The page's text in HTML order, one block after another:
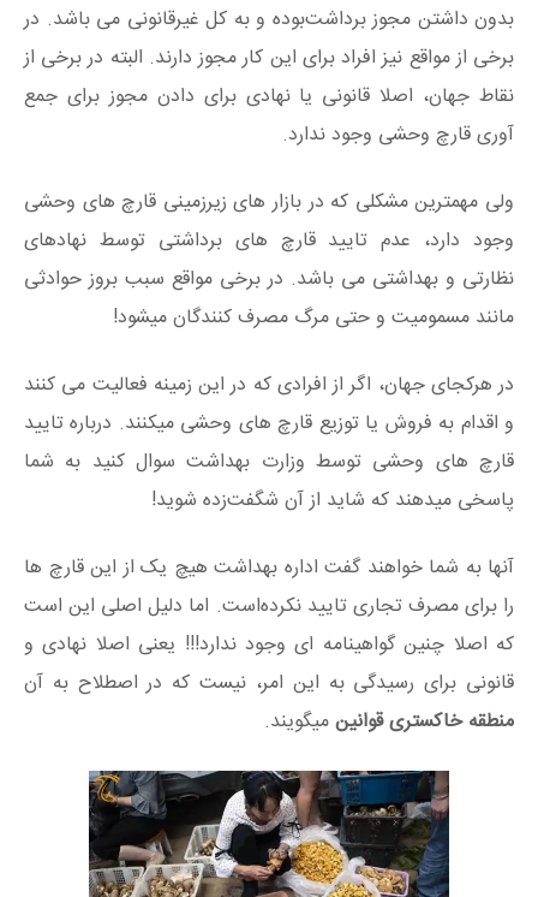
بدون داشتن مجوز برداشت‌بوده و به کل غیرقانونی می باشد. در
برخی از مواقع نیز افراد برای این کار مجوز دارند. البته در برخی از
نقاط جهان، اصلا قانونی یا نهادی برای دادن مجوز برای جمع
آوری قارچ وحشی وجود ندارد.
ولی مهمترین مشکلی که در بازار های زیرزمینی قارچ های وحشی
وجود دارد، عدم تایید قارچ های برداشتی توسط نهادهای
نظارتی و بهداشتی می باشد. در برخی مواقع سبب بروز حوادثی
مانند مسمومیت و حتی مرگ مصرف کنندگان میشود!
در هرکجای جهان، اگر از افرادی که در این زمینه فعالیت می کنند
و اقدام به فروش یا توزیع قارچ های وحشی میکنند. درباره تایید
قارچ های وحشی توسط وزارت بهداشت سوال کنید به شما
پاسخی میدهند که شاید از آن شگفت‌زده شوید!
آنها به شما خواهند گفت اداره بهداشت هیچ یک از این قارچ ها
را برای مصرف تجاری تایید نکرده‌است. اما دلیل اصلی این است
که اصلا چنین گواهینامه ای وجود ندارد!!! یعنی اصلا نهادی و
قانونی برای رسیدگی به این امر، نیست که در اصطلاح به آن
منطقه خاکستری قوانینمیگویند.